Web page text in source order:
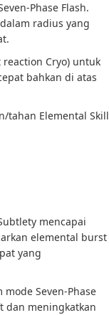
Phase Flash.
radius yang
Cryo) untuk
bahkan di atas
tahan Elemental Skill
mencapai
elemental burst
yang
Seven-Phase
dan meningkatkan